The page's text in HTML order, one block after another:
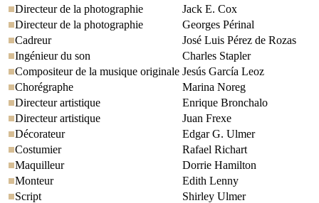
Directeur de la photographie
Jack E. Cox
Directeur de la photographie
Georges Périnal
Cadreur
José Luis Pérez de Rozas
Ingénieur du son
Charles Stapler
Compositeur de la musique originale Jesús García Leoz
Chorégraphe
Marina Noreg
Directeur artistique
Enrique Bronchalo
Directeur artistique
Juan Frexe
Décorateur
Edgar G. Ulmer
Costumier
Rafael Richart
Maquilleur
Dorrie Hamilton
Monteur
Edith Lenny
Script
Shirley Ulmer